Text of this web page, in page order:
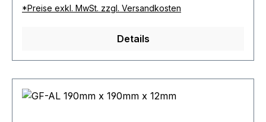
*Preise exkl. MwSt. zzgl. Versandkosten
Details